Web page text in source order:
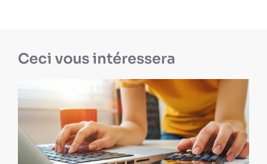
Ceci vous intéressera